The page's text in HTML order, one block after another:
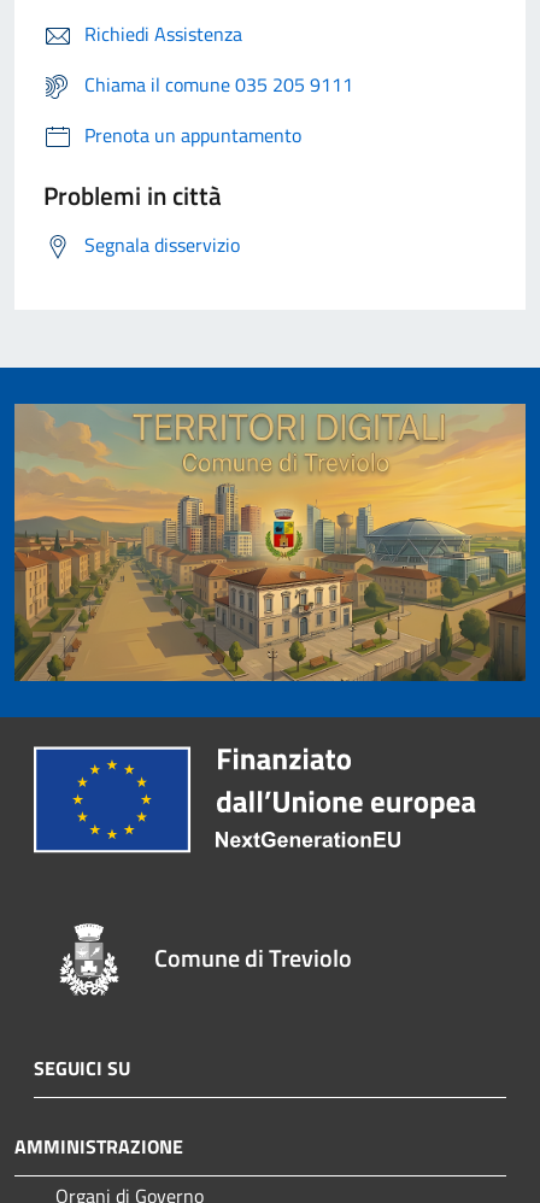
Richiedi Assistenza
Chiama il comune 035 205 9111
Prenota un appuntamento
Problemi in città
Segnala disservizio
Comune di Treviolo
SEGUICI SU
AMMINISTRAZIONE
Organi di Governo